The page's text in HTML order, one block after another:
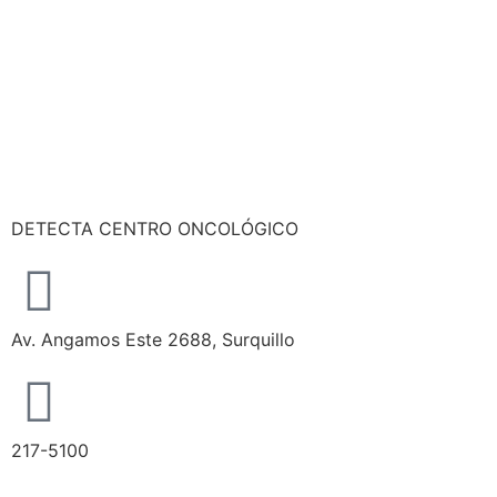
DETECTA CENTRO ONCOLÓGICO
Av. Angamos Este 2688, Surquillo
217-5100